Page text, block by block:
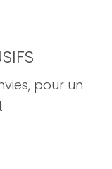
pour un